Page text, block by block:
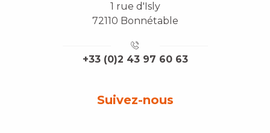
1 rue d'Isly
72110 Bonnétable
+33 (0)2 43 97 60 63
Suivez-nous